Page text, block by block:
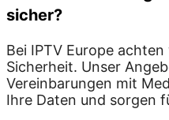
sicher?
Bei IPTV Europe
Sicherheit. Unser
Vereinbarungen mit
Ihre Daten und sorgen